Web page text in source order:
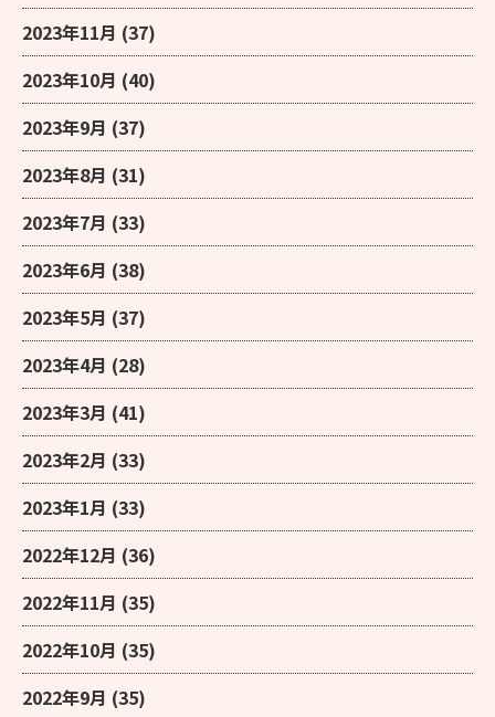
2023年11月 (37)
2023年10月 (40)
2023年9月 (37)
2023年8月 (31)
2023年7月 (33)
2023年6月 (38)
2023年5月 (37)
2023年4月 (28)
2023年3月 (41)
2023年2月 (33)
2023年1月 (33)
2022年12月 (36)
2022年11月 (35)
2022年10月 (35)
2022年9月 (35)